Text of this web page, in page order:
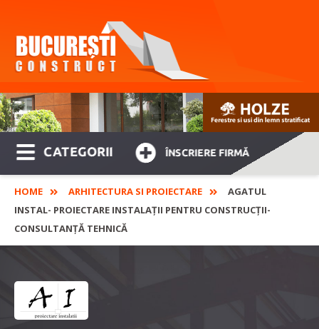
CATEGORII ÎNSCRIERE FIRMĂ
HOME ARHITECTURA SI PROIECTARE
AGATUL
INSTAL- PROIECTARE INSTALAȚII PENTRU CONSTRUCȚII-
CONSULTANȚĂ TEHNICĂ